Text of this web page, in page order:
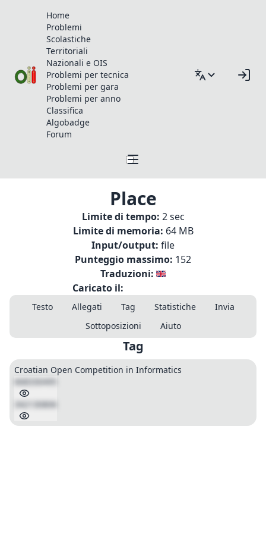
Home
Problemi
Scolastiche
Territoriali
Nazionali e OIS
Problemi per tecnica
Problemi per gara
Problemi per anno
Classifica
Algobadge
Forum
Place
Limite di tempo: 2 sec
Limite di memoria: 64 MB
Input/output: file
Punteggio massimo: 152
Traduzioni:
Caricato il:
Testo Allegati Tag Statistiche
Invia
Sottoposizioni
Aiuto
Tag
Croatian Open Competition in Informatics
668330495
342130806